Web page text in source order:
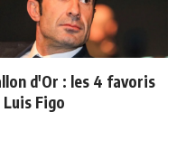
d'Or : les 4 favoris
Luis Figo